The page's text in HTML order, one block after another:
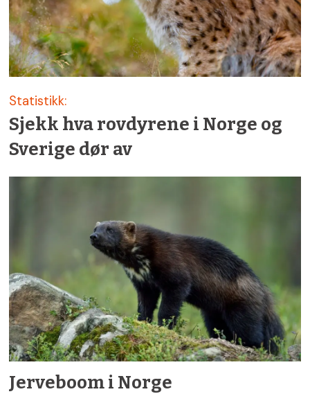
Statistikk:
Sjekk hva rovdyrene i Norge og
Sverige dør av
Jerveboom i Norge